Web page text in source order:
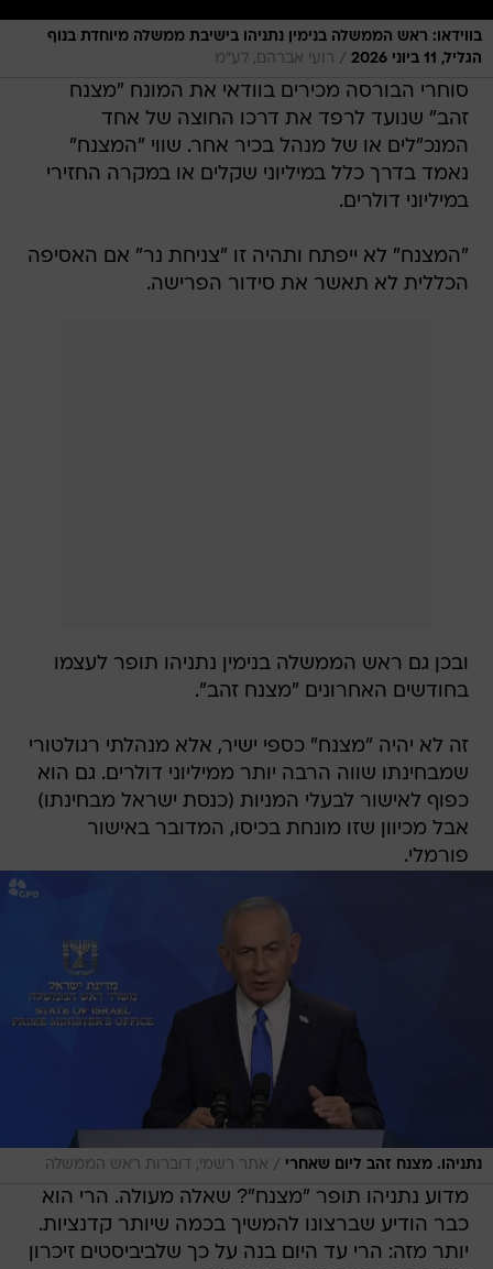
בווידאו: ראש הממשלה בנימין נתניהו בישיבת ממשלה מיוחדת בנוף
הגליל, 11 ביוני 2026
/ רועי אברהם, לע"מ
סוחרי הבורסה מכירים בוודאי את המונח "מצנח
זהב" שנועד לרפד את דרכו החוצה של אחד
המנכ"לים או של מנהל בכיר אחר. שווי "המצנח"
נאמד בדרך כלל במיליוני שקלים או במקרה החזירי
במיליוני דולרים.
"המצנח" לא ייפתח ותהיה זו "צניחת נר" אם האסיפה
הכללית לא תאשר את סידור הפרישה.
ובכן גם ראש הממשלה בנימין נתניהו תופר לעצמו
בחודשים האחרונים "מצנח זהב".
זה לא יהיה "מצנח" כספי ישיר, אלא מנהלתי רגולטורי
שמבחינתו שווה הרבה יותר ממיליוני דולרים. גם הוא
כפוף לאישור לבעלי המניות (כנסת ישראל מבחינתו)
אבל מכיוון שזו מונחת בכיסו, המדובר באישור
פורמלי.
נתניהו. מצנח זהב ליום שאחרי / אתר רשמי, דוברות ראש הממשלה
מדוע נתניהו תופר "מצנח"? שאלה מעולה. הרי הוא
כבר הודיע שברצונו להמשיך בכמה שיותר קדנציות.
יותר מזה: הרי עד היום בנה על כך שלביביסטים זיכרון